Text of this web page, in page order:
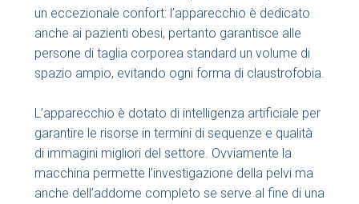
un eccezionale confort: l’apparecchio è dedicato
anche ai pazienti obesi, pertanto garantisce alle
persone di taglia corporea standard un volume di
spazio ampio, evitando ogni forma di claustrofobia.
L’apparecchio è dotato di intelligenza artificiale per
garantire le risorse in termini di sequenze e qualità
di immagini migliori del settore. Ovviamente la
macchina permette l’investigazione della pelvi ma
anche dell’addome completo se serve al fine di una